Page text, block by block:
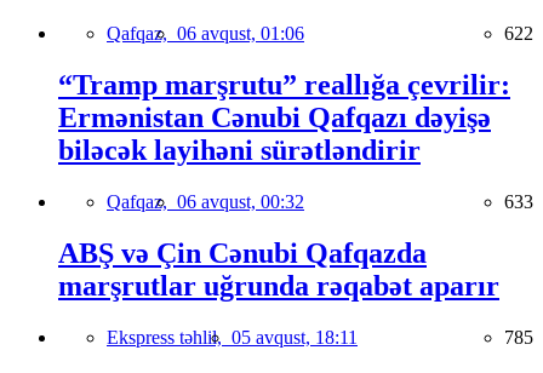
Qafqaz, 06 avqust, 01:06 622
“Tramp marşrutu” reallığa çevrilir:
Ermənistan Cənubi Qafqazı dəyişə
biləcək layihəni sürətləndirir
Qafqaz, 06 avqust, 00:32 633
ABŞ və Çin Cənubi Qafqazda
marşrutlar uğrunda rəqabət aparır
Ekspress təhlil, 05 avqust, 18:11 785